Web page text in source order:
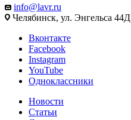
info@lavr.ru
Челябинск, ул. Энгельса 44Д
Вконтакте
Facebook
Instagram
YouTube
Одноклассники
Новости
Статьи